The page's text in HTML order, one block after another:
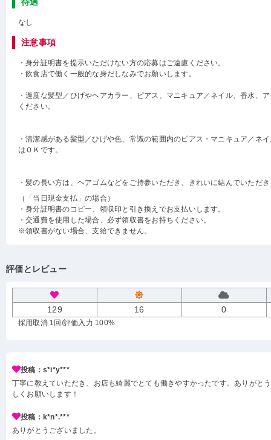
なし
注意事項
・身分証明書を提示いただけない方の応募はご遠慮ください。
・飲食店で働く一般的な身だしなみでお願いします。
・過度な髪型／ひげやヘアカラー、ピアス、マニキュア／ネイル、香水、
ください。
・清潔感がある髪型／ひげや色、常識の範囲内のピアス・マニキュア／ネ
はＯＫです。
・髪の長い方は、ヘアゴムなどをご持参いただき、きれいに結んでいただ
（「当日現金支払」の場合）
・身分証明書のコピー、領収印と引き換えでお支払いします。
・交通費を使用した場合、必ず領収書をお持ちください。
※領収書がない場合、支給できません。
評価とレビュー
129 16 0
採用取消 1回 /評価入力 100%
投稿：s*i*y***
丁寧に教えていただき、お店も綺麗でとても働きやすかったです。ありがと
しくお願いします！
投稿：k*n*.***
ありがとうございました。